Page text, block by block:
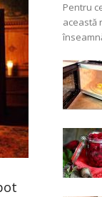
Pentru
această